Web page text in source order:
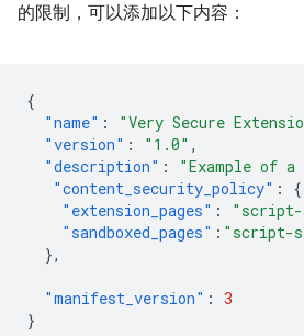
的限制，可以添加以下内容：
{
"name" : "Very Secure
"version" : "1.0" ,
"description" : "Example of a
"content_security_policy" :
{
"extension_pages" :
"sandboxed_pages" : "script-
},
"manifest_version" : 3
}